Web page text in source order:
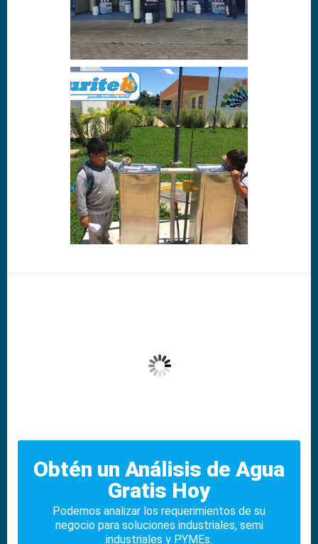
Obtén un Análisis de Agua
Gratis Hoy
Podemos analizar los requerimientos de su
negocio para soluciones industriales, semi
industriales y PYMEs.